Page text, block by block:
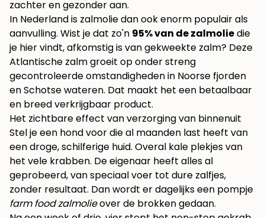
zachter en gezonder aan.
In Nederland is zalmolie dan ook enorm populair als
aanvulling. Wist je dat zo'n 95% van de zalmoliedie
je hier vindt, afkomstig is van gekweekte zalm? Deze
Atlantische zalm groeit op onder streng
gecontroleerde omstandigheden in Noorse fjorden
en Schotse wateren. Dat maakt het een betaalbaar
en breed verkrijgbaar product.
Het zichtbare effect van verzorging van binnenuit
Stel je een hond voor die al maanden last heeft van
een droge, schilferige huid. Overal kale plekjes van
het vele krabben. De eigenaar heeft alles al
geprobeerd, van speciaal voer tot dure zalfjes,
zonder resultaat. Dan wordt er dagelijks een pompje
farm food zalmolieover de brokken gedaan.